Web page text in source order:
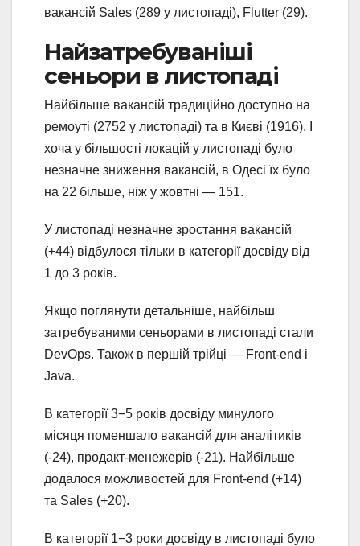
вакансій Sales (289 у листопаді), Flutter (29).
Найзатребуваніші
сеньори в листопаді
Найбільше вакансій традиційно доступно на
ремоуті (2752 у листопаді) та в Києві (1916). І
хоча у більшості локацій у листопаді було
незначне зниження вакансій, в Одесі їх було
на 22 більше, ніж у жовтні — 151.
У листопаді незначне зростання вакансій
(+44) відбулося тільки в категорії досвіду від
1 до 3 років.
Якщо поглянути детальніше, найбільш
затребуваними сеньорами в листопаді стали
DevOps. Також в першій трійці — Front-end і
Java.
В категорії 3−5 років досвіду минулого
місяця поменшало вакансій для аналітиків
(-24), продакт-менежерів (-21). Найбільше
додалося можливостей для Front-end (+14)
та Sales (+20).
В категорії 1−3 роки досвіду в листопаді було